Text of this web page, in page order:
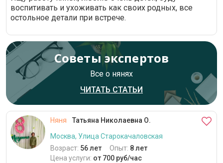
воспитивать и ухоживать как своих родных, все
остольное детали при встрече.
Советы экспертов
Все о нянях
ЧИТАТЬ СТАТЬИ
Няня
Татьяна Николаевна О.
Москва, Улица Старокачаловская
Возраст: 56 лет Опыт: 8 лет
Цена услуги: от 700 руб/час